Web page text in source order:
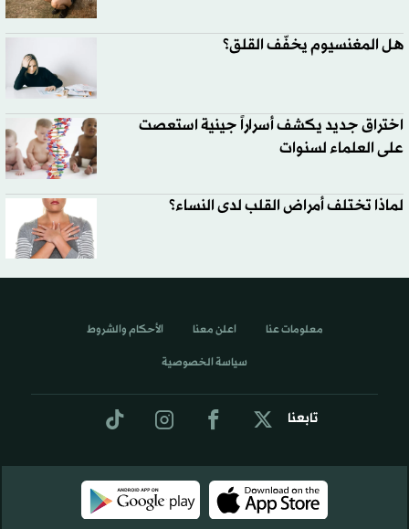
هل المغنسيوم يخفّف القلق؟
اختراق جديد يكشف أسراراً جينية استعصت
على العلماء لسنوات
لماذا تختلف أمراض القلب لدى النساء؟
تابعنا
معلومات عنا اعلن معنا الأحكام والشروط
سياسة الخصوصية